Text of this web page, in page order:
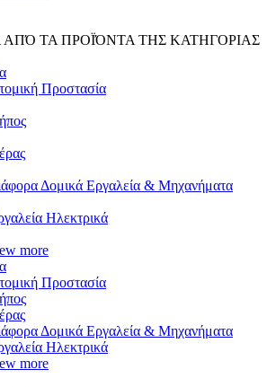
ΑΠΌ ΤΑ ΠΡΟΪΌΝΤΑ ΤΗΣ ΚΑΤΗΓΟΡΙΑΣ
Προστασία
Δομικά Εργαλεία & Μηχανήματα
Ηλεκτρικά
more
Προστασία
Δομικά Εργαλεία & Μηχανήματα
Ηλεκτρικά
more